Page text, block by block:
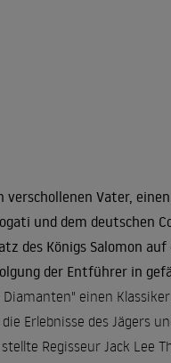
Vater,
und dem deutschen
des Königs Salomon auf
der Entführer in
einen
Erlebnisse des Jägers
Regisseur Jack Lee